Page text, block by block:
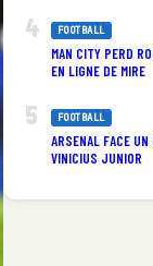
FOOTBALL
MAN CITY PERD
EN LIGNE DE MIRE
FOOTBALL
ARSENAL FACE UN
VINICIUS JUNIOR